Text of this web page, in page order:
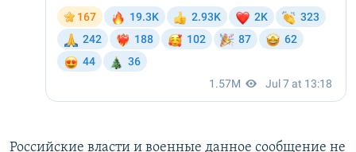
Российские власти и военные данное сообщение не